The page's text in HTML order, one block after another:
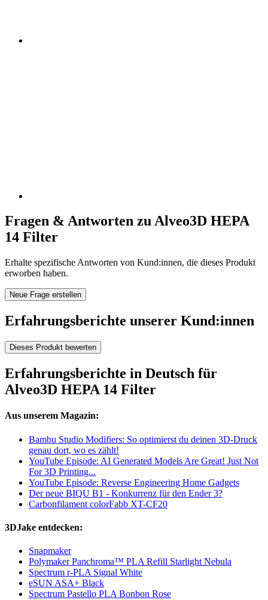
Fragen & Antworten zu Alveo3D HEPA
14 Filter
Erhalte spezifische Antworten von Kund:innen, die dieses Produkt
erworben haben.
Neue Frage erstellen
Erfahrungsberichte unserer Kund:innen
Dieses Produkt bewerten
Erfahrungsberichte in Deutsch für
Alveo3D HEPA 14 Filter
Aus unserem Magazin:
Bambu Studio Modifiers: So optimierst du deinen 3D-Druck
genau dort, wo es zählt!
YouTube Episode: AI Generated Models Are Great! Just Not
For 3D Printing...
YouTube Episode: Reverse Engineering Home Gadgets
Der neue BIQU B1 - Konkurrenz für den Ender 3?
Carbonfilament colorFabb XT-CF20
3DJake entdecken:
Snapmaker
Polymaker Panchroma™ PLA Refill Starlight Nebula
Spectrum r-PLA Signal White
eSUN ASA+ Black
Spectrum Pastello PLA Bonbon Rose